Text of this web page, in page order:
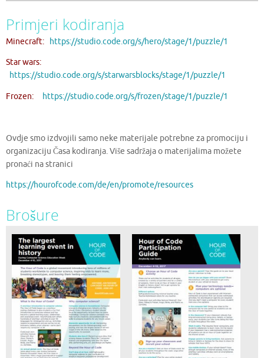
Primjeri kodiranja
Minecraft: https://studio.code.org/s/hero/stage/1/puzzle/1
Star wars:
https://studio.code.org/s/starwarsblocks/stage/1/puzzle/1
Frozen: https://studio.code.org/s/frozen/stage/1/puzzle/1
Ovdje smo izdvojili samo neke materijale potrebne za promociju i
organizaciju Časa kodiranja. Više sadržaja o materijalima možete
pronaći na stranici
https://hourofcode.com/de/en/promote/resources
Brošure